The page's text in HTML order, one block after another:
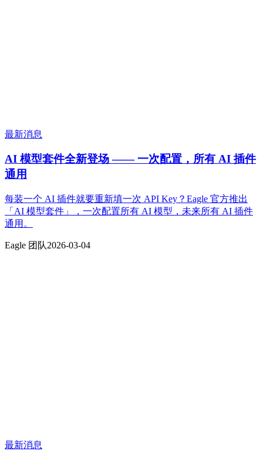
最新消息
AI 模型套件全新登场 —— 一次配置，所有 AI 插件
通用
每装一个 AI 插件就要重新填一次 API Key？Eagle 官方推出
「AI 模型套件」，一次配置所有 AI 模型，未来所有 AI 插件
通用。
Eagle 团队2026-03-04
最新消息